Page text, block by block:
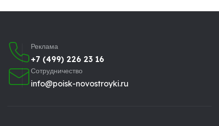
Реклама
+7 (499) 226 23 16
Сотрудничество
info@poisk-novostroyki.ru